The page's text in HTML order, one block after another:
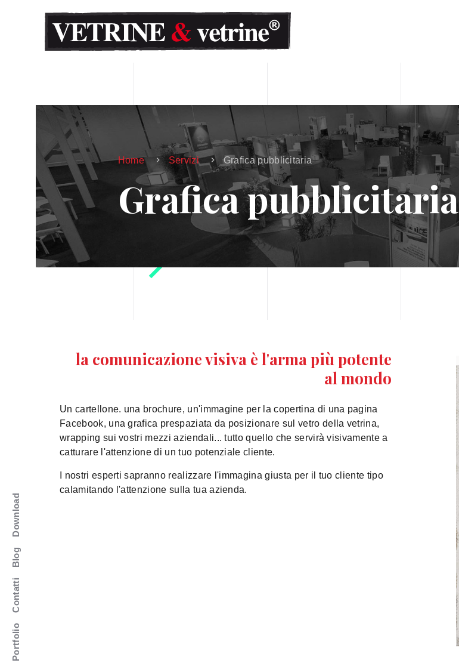
Portfolio
Contatti
Blog
Download
Home Servizi Grafica pubblicitaria
Grafica pubblicitaria
la comunicazione visiva è l'arma più potente
al mondo
Un cartellone. una brochure, un'immagine per la copertina di una pagina
Facebook, una grafica prespaziata da posizionare sul vetro della vetrina,
wrapping sui vostri mezzi aziendali... tutto quello che servirà visivamente a
catturare l'attenzione di un tuo potenziale cliente.
I nostri esperti sapranno realizzare l'immagina giusta per il tuo cliente tipo
calamitando l'attenzione sulla tua azienda.